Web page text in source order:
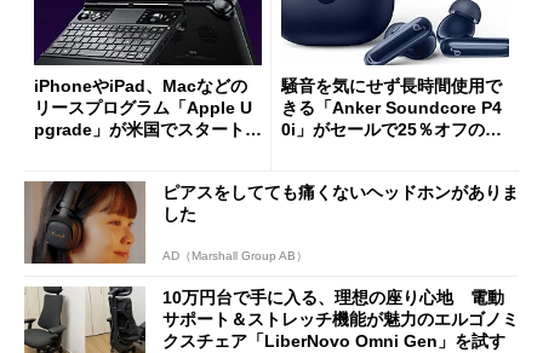
iPhoneやiPad、Macなどの
リースプログラム「Apple U
pgrade」が米国でスタート／
ut」が明...
騒音を気にせず長時間使用で
きる「Anker Soundcore P4
0i」がセールで25％オフの59
ピアスをしてても痛くないヘッドホンがありま
した
AD（Marshall Group AB）
10万円台で手に入る、理想の座り心地 電動
サポート＆ストレッチ機能が魅力のエルゴノミ
クスチェア「LiberNovo Omni Gen」を試す